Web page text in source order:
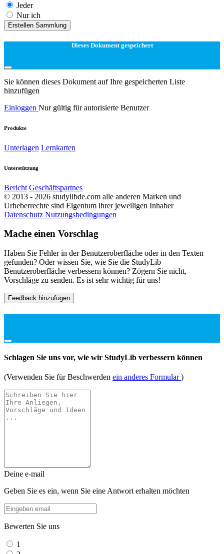
Jeder
Nur ich
Erstellen Sammlung
Dieses Dokument gespeichert
Sie können dieses Dokument auf Ihre gespeicherten Liste
hinzufügen
Einloggen Nur gültig für autorisierte Benutzer
Produkte
Unterlagen Lernkarten
Unterstützung
Bericht Geschäftspartnes
© 2013 - 2026 studylibde.com alle anderen Marken und
Urheberrechte sind Eigentum ihrer jeweiligen Inhaber
Datenschutz Nutzungsbedingungen
Mache einen Vorschlag
Haben Sie Fehler in der Benutzeroberfläche oder in den Texten
gefunden? Oder wissen Sie, wie Sie die StudyLib
Benutzeroberfläche verbessern können? Zögern Sie nicht,
Vorschläge zu senden. Es ist sehr wichtig für uns!
Feedback hinzufügen
Schlagen Sie uns vor, wie wir StudyLib verbessern können
(Verwenden Sie für Beschwerden ein anderes Formular)
Deine e-mail
Geben Sie es ein, wenn Sie eine Antwort erhalten möchten
Bewerten Sie uns
1